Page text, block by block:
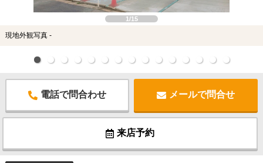
1/15
現地外観写真 -
電話で問合わせ メールで問合せ
来店予約